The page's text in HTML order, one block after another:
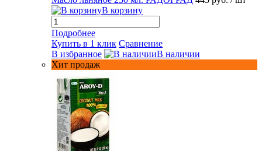
В корзину
Подробнее
Купить в 1 клик Сравнение
В избранное
В наличии
Хит продаж